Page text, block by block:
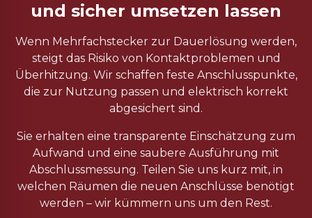
und sicher umsetzen lassen
Wenn Mehrfachstecker zur Dauerlösung werden,
steigt das Risiko von Kontaktproblemen und
Überhitzung. Wir schaffen feste Anschlusspunkte,
die zur Nutzung passen und elektrisch korrekt
abgesichert sind.
Sie erhalten eine transparente Einschätzung zum
Aufwand und eine saubere Ausführung mit
Abschlussmessung. Teilen Sie uns kurz mit, in
welchen Räumen die neuen Anschlüsse benötigt
werden – wir kümmern uns um den Rest.